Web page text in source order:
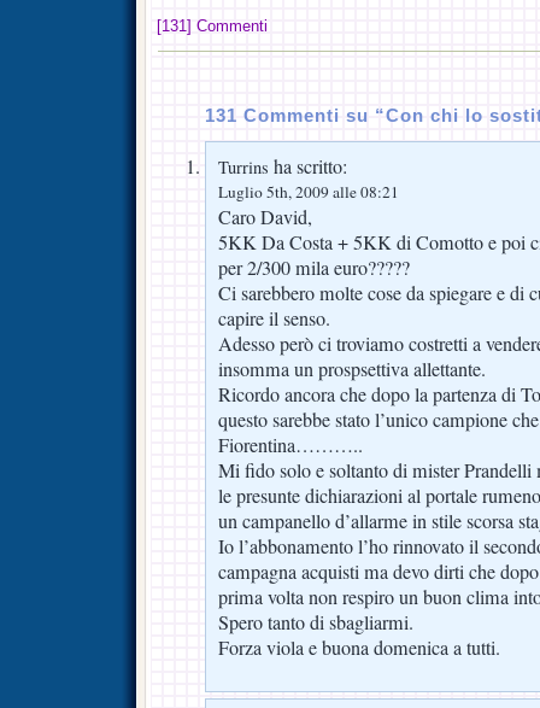
[131] Commenti
131 Commenti su “Con chi lo
Turrins ha scritto:
Luglio 5th, 2009 alle 08:21
Caro David,
5KK Da Costa + 5KK di Comotto e poi
per 2/300 mila euro?????
Ci sarebbero molte cose da spiegare e di
capire il senso.
Adesso però ci troviamo costretti a
insomma un prospsettiva allettante.
Ricordo ancora che dopo la partenza di
questo sarebbe stato l’unico campione
Fiorentina………..
Mi fido solo e soltanto di mister Prandelli
le presunte dichiarazioni al portale
un campanello d’allarme in stile scorsa
Io l’abbonamento l’ho rinnovato il
campagna acquisti ma devo dirti che
prima volta non respiro un buon clima
Spero tanto di sbagliarmi.
Forza viola e buona domenica a tutti.